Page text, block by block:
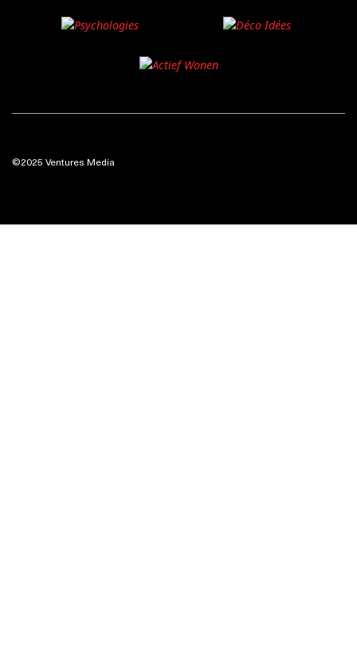
©2025 Ventures Media